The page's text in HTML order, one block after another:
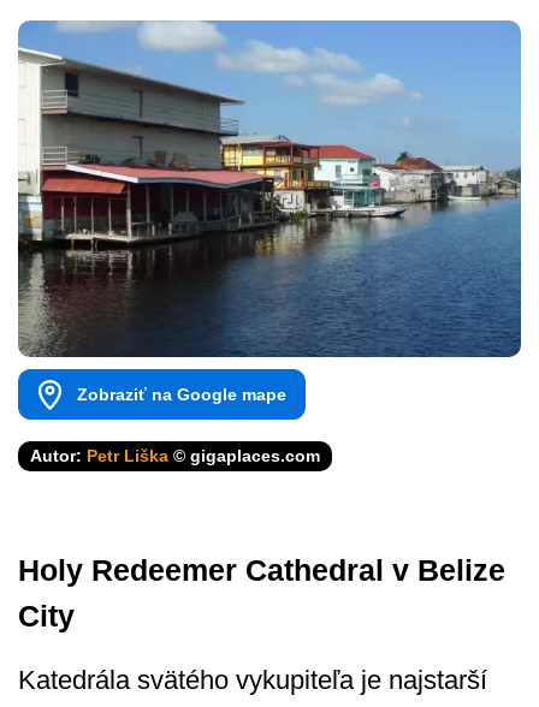
Zobraziť na Google mape
Autor: Petr Liška © gigaplaces.com
Holy Redeemer Cathedral v Belize
City
Katedrála svätého vykupiteľa je najstarší